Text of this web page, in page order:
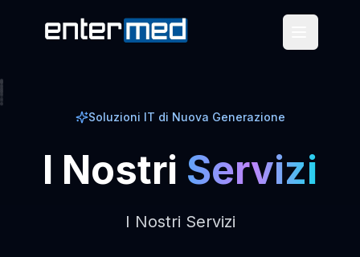
Soluzioni IT di Nuova Generazione
I Nostri Servizi
I Nostri Servizi